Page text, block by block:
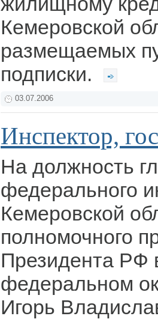
Кемеровской
размещаемых
подписки.
03.07.2006
Инспектор,
На должность
федерального
Кемеровской
полномочного
Президента РФ
федеральном
Игорь